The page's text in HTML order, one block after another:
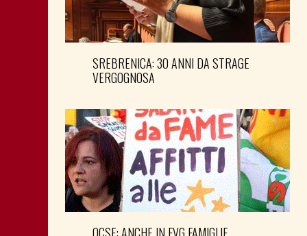
SREBRENICA: 30 ANNI DA STRAGE
VERGOGNOSA